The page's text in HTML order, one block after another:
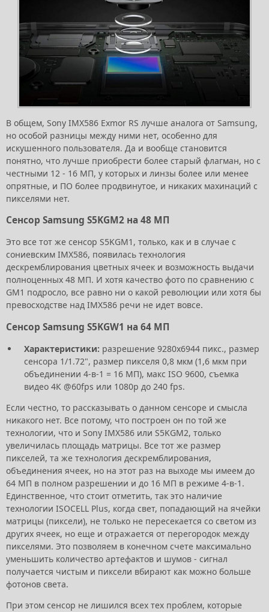
В общем, Sony IMX586 Exmor RS лучше аналога от Samsung,
но особой разницы между ними нет, особенно для
искушенного пользователя. Да и вообще становится
понятно, что лучше приобрести более старый флагман, но с
честными 12 - 16 МП, у которых и линзы более или менее
опрятные, и ПО более продвинутое, и никаких махинаций с
пикселями нет.
Сенсор Samsung S5KGM2 на 48 МП
Это все тот же сенсор S5KGM1, только, как и в случае с
сониевским IMX586, появилась технология
дескремблирования цветных ячеек и возможность выдачи
полноценных 48 МП. И хотя качество фото по сравнению с
GM1 подросло, все равно ни о какой революции или хотя бы
превосходстве над IMX586 речи не идет вовсе.
Сенсор Samsung S5KGW1 на 64 МП
Характеристики: разрешение 9280х6944 пикс., размер
сенсора 1/1.72", размер пикселя 0,8 мкм (1,6 мкм при
объединении 4-в-1 = 16 МП), макс ISO 9600, съемка
видео 4К @60fps или 1080p до 240 fps.
Если честно, то рассказывать о данном сенсоре и смысла
никакого нет. Все потому, что построен он по той же
технологии, что и Sony IMX586 или S5KGM2, только
увеличилась площадь матрицы. Все тот же размер
пикселей, та же технология дескремблирования,
объединения ячеек, но на этот раз на выходе мы имеем до
64 МП в полном разрешении и до 16 МП в режиме 4-в-1.
Единственное, что стоит отметить, так это наличие
технологии ISOCELL Plus, когда свет, попадающий на ячейки
матрицы (пиксели), не только не пересекается со светом из
других ячеек, но еще и отражается от перегородок между
пикселями. Это позволяем в конечном счете максимально
уменьшить количество артефактов и шумов - сигнал
получается чистым и пиксели вбирают как можно больше
фотонов света.
При этом сенсор не лишился всех тех проблем, которые